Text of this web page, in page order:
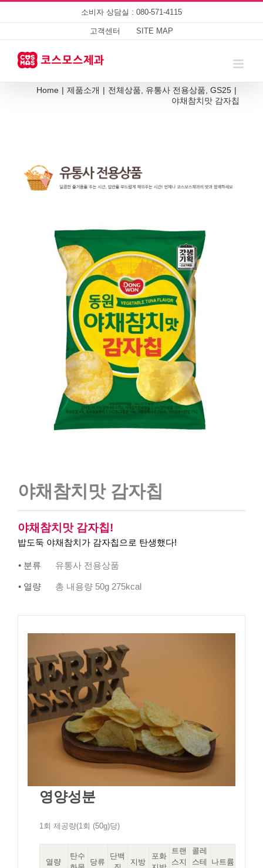
소비자 상담실 : 080-571-4115
고객센터 SITE MAP
Home | 제품소개 | 전체상품 유통사 전용상품 GS25 |
야채참치맛 감자칩
야채참치맛 감자칩
야채참치맛 감자칩!
밥도둑 야채참치가 감자칩으로 탄생했다!
• 분류 유통사 전용상품
• 열량 총 내용량 50g 275kcal
영양성분
1회 제공량(1회 (50g)당)
열량
탄수
당류
단백
지방
포화
트랜
스지
콜레
스테
나트륨